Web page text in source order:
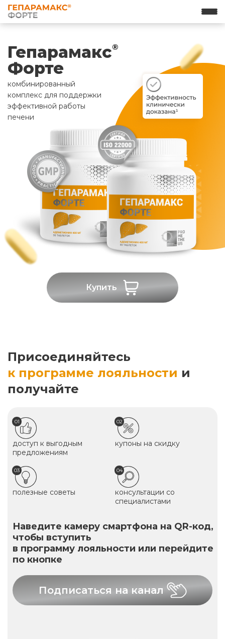
Гепарамакс®
Форте
комбинированный
комплекс для поддержки
эффективной работы
печени
Купить
Присоединяйтесь
к программе лояльности и
получайте
01
доступ к выгодным
предложениям
02
купоны на скидку
03
полезные советы
04
консультации со
специалистами
Наведите камеру смартфона на QR-код,
чтобы вступить
в программу лояльности или перейдите
по кнопке
Подписаться на канал